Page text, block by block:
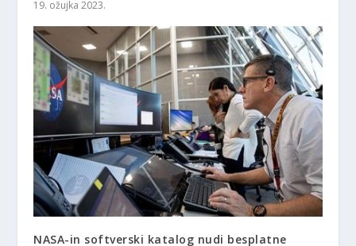
19. ožujka 2023.
NASA-in softverski katalog nudi besplatne